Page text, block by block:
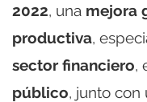
2022, una mejora
productiva,
sector financiero,
público, junto con